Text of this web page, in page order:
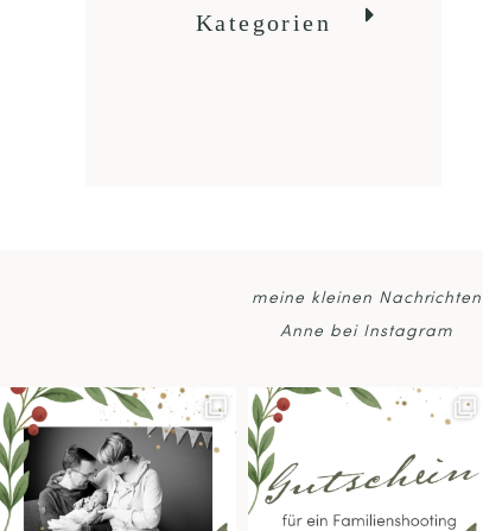
Kategorien
meine kleinen Nachrichten
Anne bei Instagram